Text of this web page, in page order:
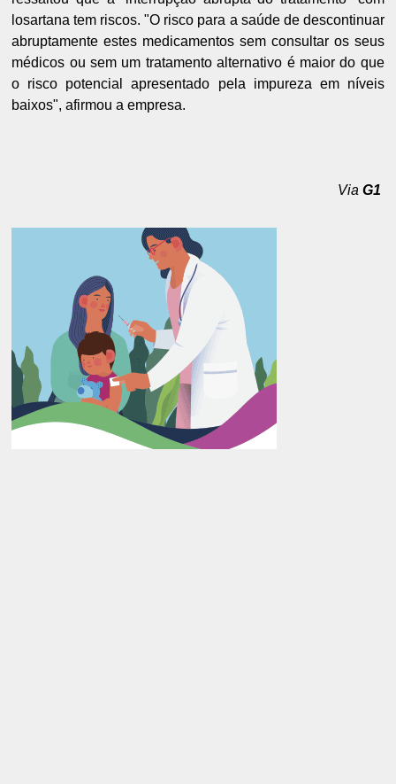
losartana tem riscos. "O risco para a saúde de descontinuar
abruptamente estes medicamentos sem consultar os seus
médicos ou sem um tratamento alternativo é maior do que
o risco potencial apresentado pela impureza em níveis
baixos", afirmou a empresa.
Via G1